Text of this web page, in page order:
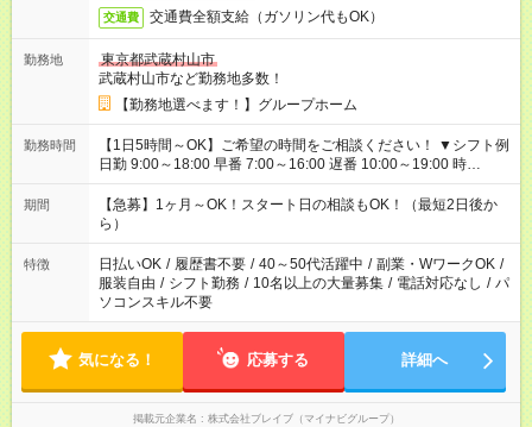
交通費 交通費全額支給（ガソリン代もOK）
勤務地
東京都武蔵村山市
武蔵村山市など勤務地多数！
【勤務地選べます！】グループホーム
勤務時間
【1日5時間～OK】ご希望の時間をご相談ください！ ▼シフト例
日勤 9:00～18:00 早番 7:00～16:00 遅番 10:00～19:00 時
短 10:00～15:00 上記はあくまで一例です。 「夕方までには帰宅
しておきたい」 「朝はゆっくりのスタートがいい」 「お昼の時
間を有効に使いたい」 など、ご希望があれば教えてください
ね。
期間
【急募】1ヶ月～OK！スタート日の相談もOK！（最短2日後か
ら）
特徴 日払いOK / 履歴書不要 / 40～50代活躍中 / 副業・WワークOK /
服装自由 / シフト勤務 / 10名以上の大量募集 / 電話対応なし / パ
ソコンスキル不要
気になる！ 応募する 詳細へ
掲載元企業名 株式会社ブレイブ（マイナビグループ）